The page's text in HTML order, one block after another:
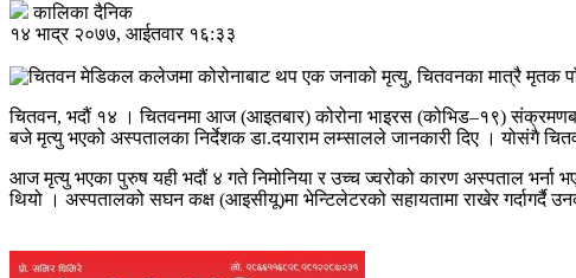
कालिका दैनिक
१४ भाद्र २०७७, आईतवार १६:३३
चितवन, भदौं १४ । चितवनमा आज (आइतबार) कोरोना भाइरस (कोभिड–१९)
बजे मृत्यु भएको अस्पतालका निर्देशक डा.दयाराम लम्सालले जानकारी दिए । योसंगै
आज मृत्यु भएका पुरुष यही भदौं ४ गते निमोनिया र उच्च ज्वरोको कारण अस्पताल भर्ना
थियो । अस्पतालको सघन कक्ष (आइसीयू)मा भेन्टिलेटरको सहायतामा राखेर गर्दागर्दै